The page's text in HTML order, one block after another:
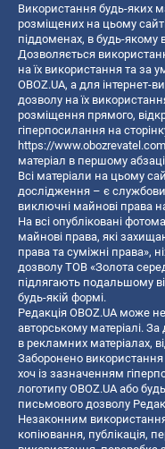
Використання будь-яких
розміщених на цьому
піддоменах, в будь-якому
Дозволяється
на їх використання та за
OBOZ.UA, а для інтернет-
дозволу на їх
розміщення прямого,
гіперпосилання на
https://www.obozrevatel.com
матеріал в першому
Всі матеріали на цьому
дослідження – є
виключні майнові права
На всі опубліковані
майнові права, які
права та суміжні права»,
дозволу ТОВ «Золота
підлягають подальшому
будь-якій формі.
Редакція OBOZ.UA може
авторському матеріалі. За
в рекламних матеріалах,
Заборонено використання
хоч із зазначенням
логотипу OBOZ.UA або
письмового дозволу
Незаконним
копiювання, публiкацiя,